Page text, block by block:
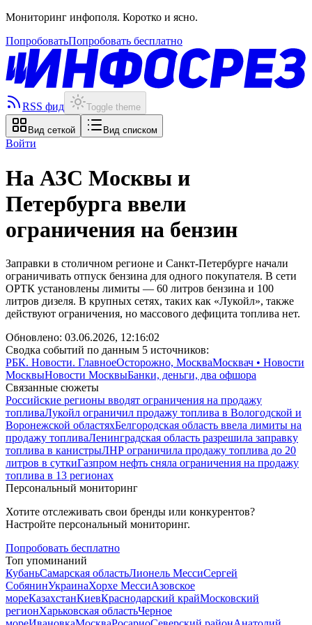
Мониторинг инфополя. Коротко и ясно.
ПопробоватьПопробовать бесплатно
RSS фид Toggle theme
Вид сеткой Вид списком
Войти
На АЗС Москвы и
Петербурга ввели
ограничения на бензин
Заправки в столичном регионе и Санкт-Петербурге начали
ограничивать отпуск бензина для одного покупателя. В сети
ОРТК установлены лимиты — 60 литров бензина и 100
литров дизеля. В крупных сетях, таких как «Лукойл», также
действуют ограничения, но массового дефицита топлива нет.
Обновлено: 03.06.2026, 12:16:02
Сводка событий по данным 5 источников:
РБК. Новости. ГлавноеОсторожно, МоскваМосквач • Новости
МосквыНовости МосквыБанки, деньги, два офшора
Связанные сюжеты
Российские регионы вводят ограничения на продажу
топливаЛукойл ограничил продажу топлива в Вологодской и
Воронежской областяхБелгородская область ввела лимиты на
продажу топливаЛенинградская область разрешила заправку
топлива в канистрыЛНР ограничила продажу топлива до 20
литров в суткиГазпром нефть сняла ограничения на продажу
топлива в 13 регионах
Персональный мониторинг
Хотите отслеживать свои бренды или конкурентов?
Настройте персональный мониторинг.
Попробовать бесплатно
Топ упоминаний
КубаньСамарская областьЛионель МессиСергей
СобянинУкраинаХорхе МессиАзовское
мореКазахстанКиевКраснодарский крайМосковский
регионХарьковская областьЧерное